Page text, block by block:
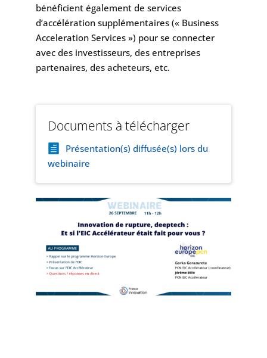
bénéficient également de services
d’accélération supplémentaires (« Business
Acceleration Services ») pour se connecter
avec des investisseurs, des entreprises
partenaires, des acheteurs, etc.
Documents à télécharger
Présentation(s) diffusée(s) lors du
webinaire